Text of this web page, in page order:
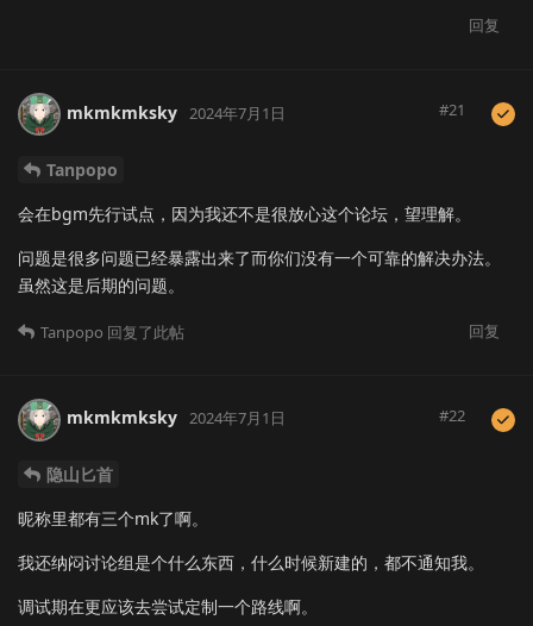
回复
mkmkmksky 2024年7月1日 #21
Tanpopo
会在bgm先行试点，因为我还不是很放心这个论坛，望理解。
问题是很多问题已经暴露出来了而你们没有一个可靠的解决办法。
虽然这是后期的问题。
回复
Tanpopo 回复了此帖
mkmkmksky 2024年7月1日 #22
隐山匕首
昵称里都有三个mk了啊。
我还纳闷讨论组是个什么东西，什么时候新建的，都不通知我。
调试期在更应该去尝试定制一个路线啊。